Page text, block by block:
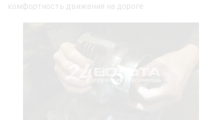
комфортность движения на дороге.